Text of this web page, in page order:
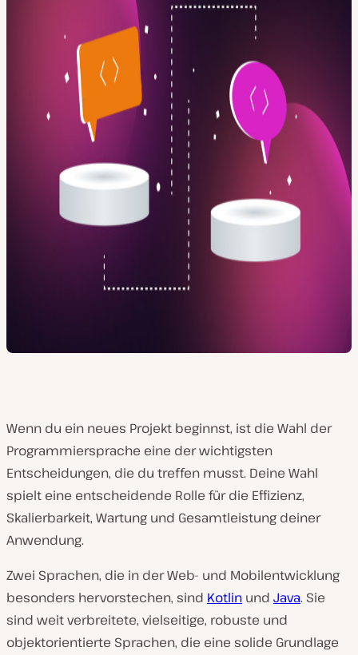
Wenn du ein neues Projekt beginnst, ist die Wahl der
Programmiersprache eine der wichtigsten
Entscheidungen, die du treffen musst. Deine Wahl
spielt eine entscheidende Rolle für die Effizienz,
Skalierbarkeit, Wartung und Gesamtleistung deiner
Anwendung.
Zwei Sprachen, die in der Web- und Mobilentwicklung
besonders hervorstechen, sind Kotlin und Java. Sie
sind weit verbreitete, vielseitige, robuste und
objektorientierte Sprachen, die eine solide Grundlage